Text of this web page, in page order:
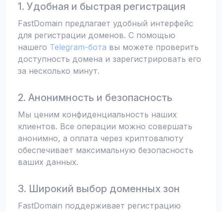
1. Удобная и быстрая регистрация
FastDomain предлагает удобный интерфейс
для регистрации доменов. С помощью
нашего Telegram-бота вы можете проверить
доступность домена и зарегистрировать его
за несколько минут.
2. Анонимность и безопасность
Мы ценим конфиденциальность наших
клиентов. Все операции можно совершать
анонимно, а оплата через криптовалюту
обеспечивает максимальную безопасность
ваших данных.
3. Широкий выбор доменных зон
FastDomain поддерживает регистрацию